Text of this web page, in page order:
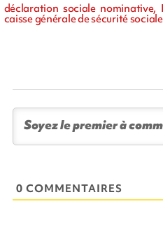
déclaration sociale nominative,
caisse générale de sécurité
0 COMMENTAIRES